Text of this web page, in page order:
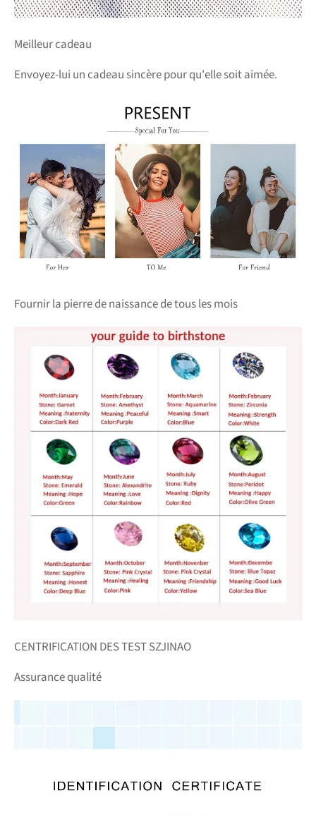
Meilleur cadeau
Envoyez-lui un cadeau sincère pour qu'elle soit aimée.
Fournir la pierre de naissance de tous les mois
CENTRIFICATION DES TEST SZJINAO
Assurance qualité